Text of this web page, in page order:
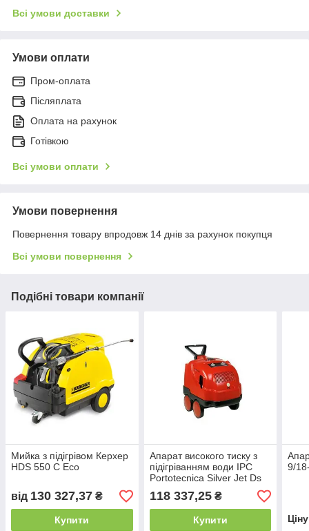
Всі умови доставки
Умови оплати
Пром-оплата
Післяплата
Оплата на рахунок
Готівкою
Всі умови оплати
Умови повернення
Повернення товару впродовж 14 днів за рахунок покупця
Всі умови повернення
Подібні товари компанії
Мийка з підігрівом Керхер
HDS 550 C Eco
від 130 327,37 ₴
Купити
Апарат високого тиску з
підігріванням води IPC
Portotecnica Silver Jet Ds
2930T
118 337,25₴
Купити
9/